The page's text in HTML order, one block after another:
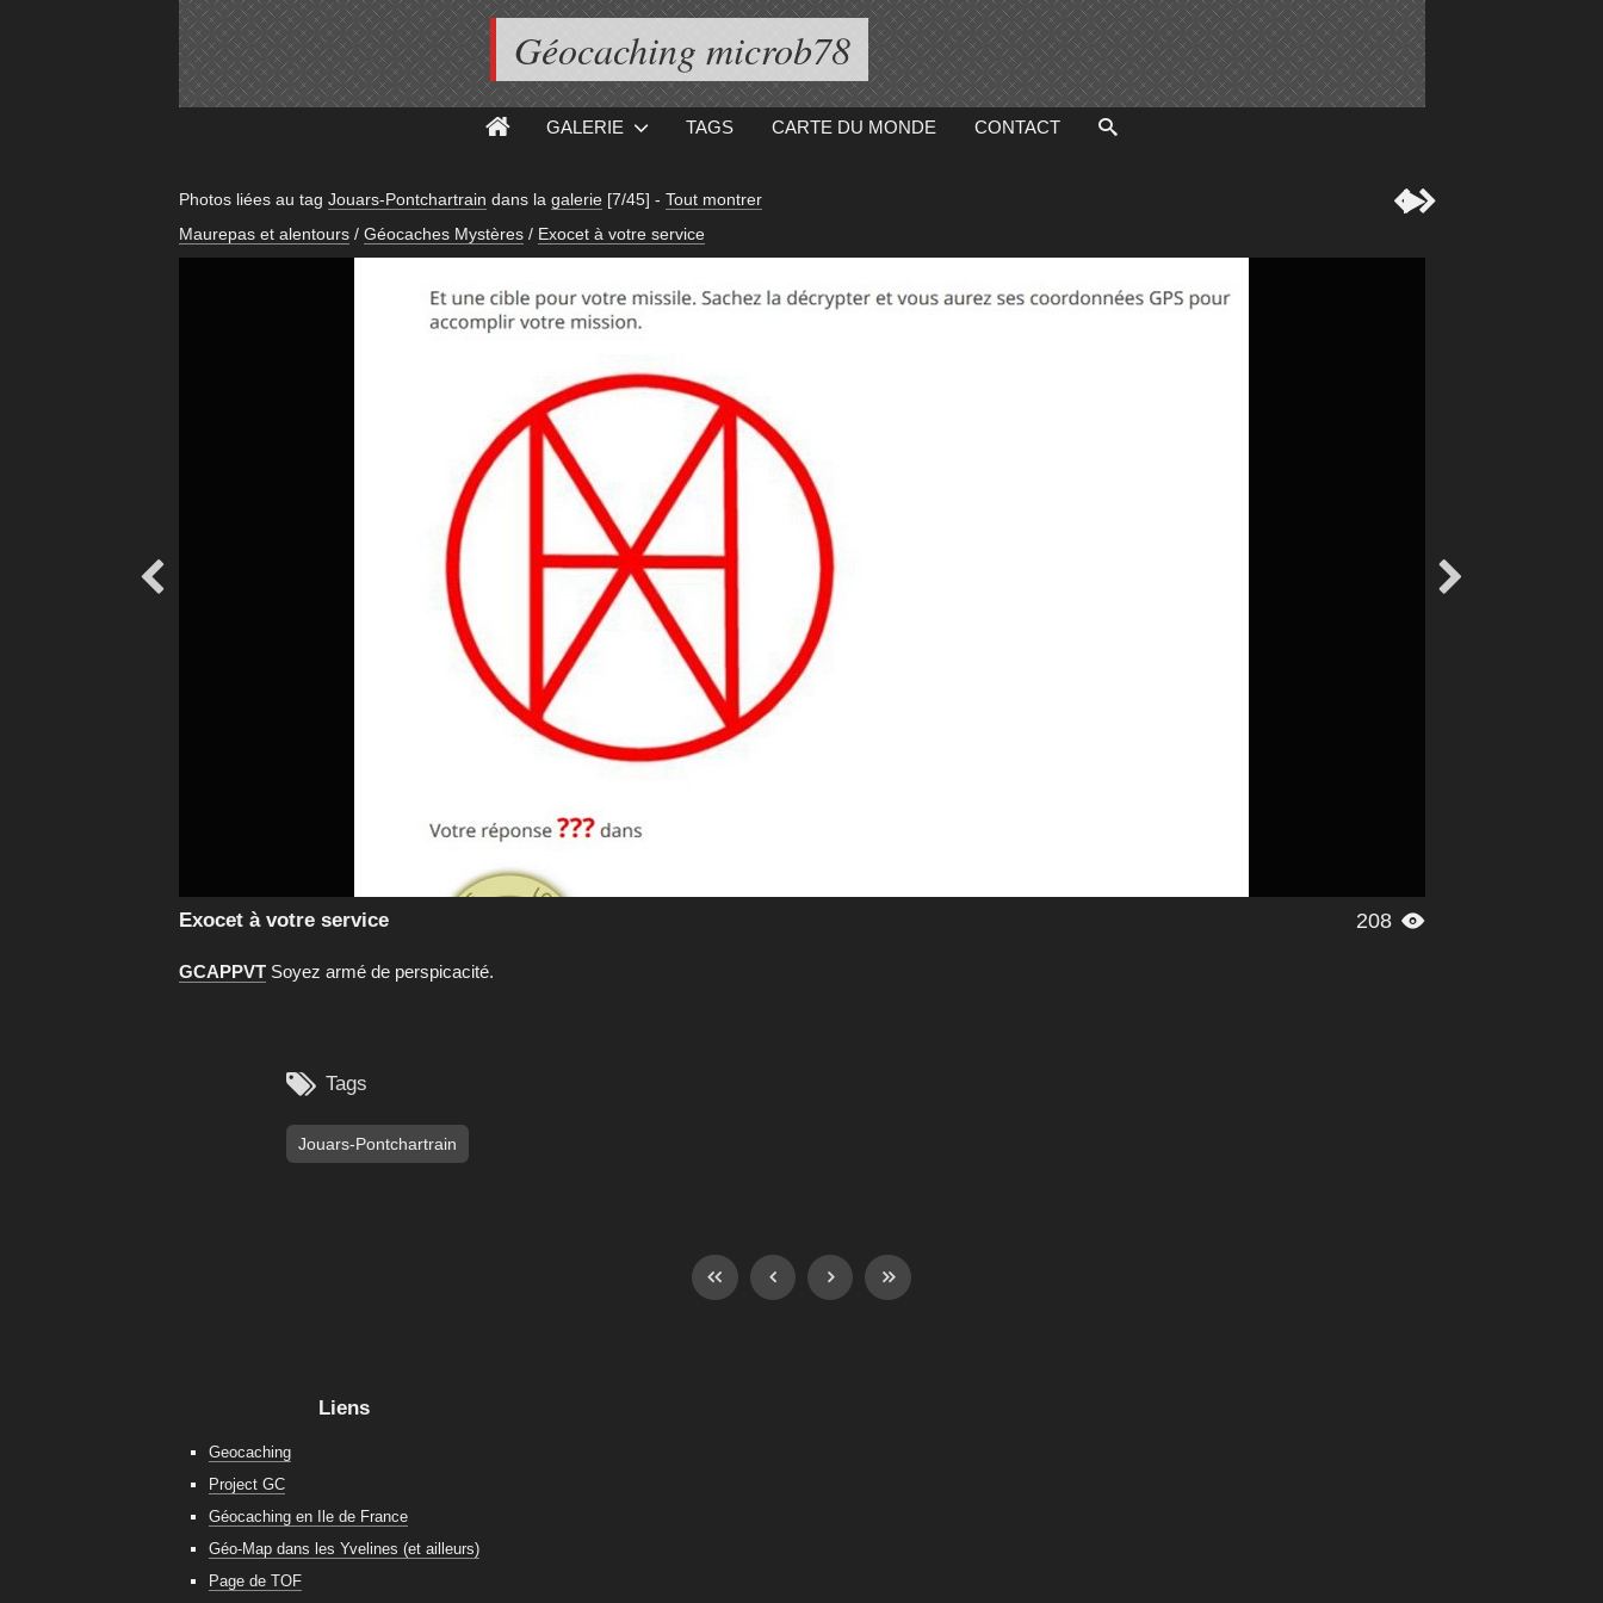
Géocaching microb78
GALERIE TAGS CARTE DU MONDE CONTACT
Photos liées au tag Jouars-Pontchartrain dans la galerie [7/45] - Tout montrer
Maurepas et alentours / Géocaches Mystères / Exocet à votre service

 
208 
Exocet à votre service
GCAPPVTSoyez armé de perspicacité.
 Tags
Jouars-Pontchartrain
Liens
Geocaching
Project GC
Géocaching en Ile de France
Géo-Map dans les Yvelines (et ailleurs)
Page de TOF